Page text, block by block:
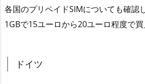
各国のプリペイドSIMについても確認
1GBで15ユーロから20ユーロ程度で買
ドイツ